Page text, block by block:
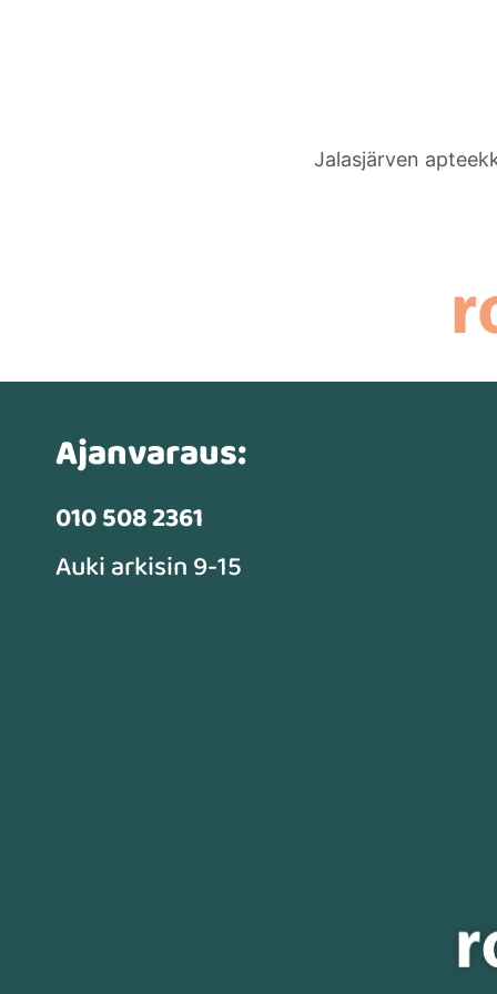
Jalasjärven
Ajanvaraus:
010 508 2361
Auki arkisin 9-15